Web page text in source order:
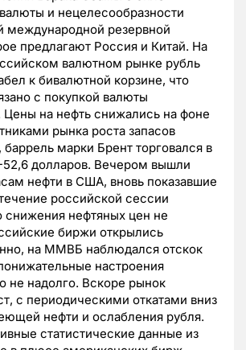
и нецелесообразности
международной резервной
предлагают Россия и Китай. На
валютном рынке рубль
к бивалютной корзине, что
с покупкой валюты
на нефть снижались на фоне
рынка роста запасов
марки Брент торговался в
52,6 долларов. Вечером вышли
нефти в США, вновь показавшие
российской сессии
снижения нефтяных цен не
биржи открылись
на ММВБ наблюдался отскок
настроения
не надолго. Вскоре рынок
с периодическими откатами вниз
нефти и ослабления рубля.
статистические данные из